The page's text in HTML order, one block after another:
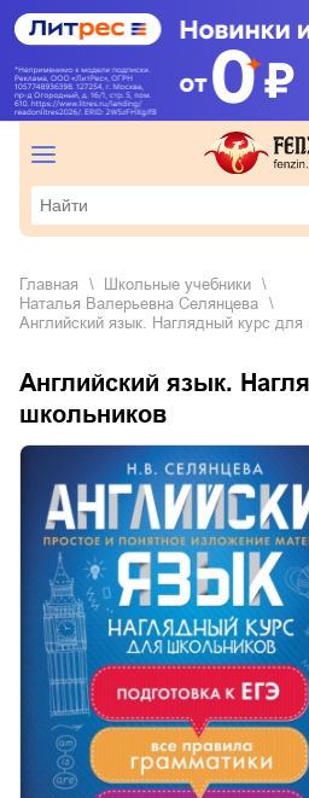
Главная
школьные учебники
Наталья Валерьевна Селянцева
Английский язык. Наглядный курс для
Английский язык.
школьников